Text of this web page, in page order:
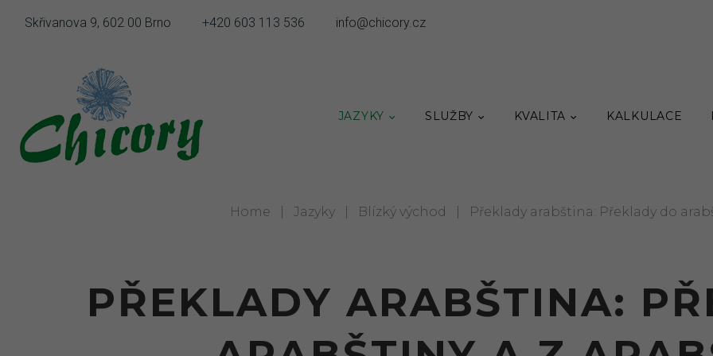
Skřivanova 9, 602 00 Brno +420 603 113 536 info@chicory.cz
JAZYKY SLUŽBY KVALITA KALKULACE
Home Jazyky Blízký východ Překlady arabština: Překlady do
PŘEKLADY ARABŠTINA: